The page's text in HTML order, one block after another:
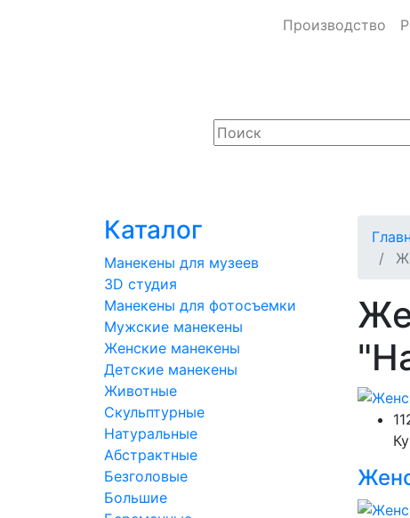
Производство
Каталог
Манекены для музеев
3D студия
Манекены для фотосъемки
Мужские манекены
Женские манекены
Детские манекены
Животные
Скульптурные
Натуральные
Абстрактные
Безголовые
Большие